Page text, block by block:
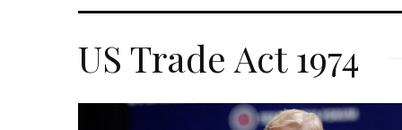
US Trade Act 1974